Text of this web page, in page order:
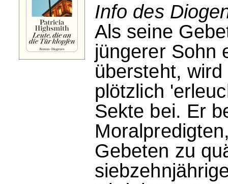
Info des
Als seine
jüngerer Sohn
übersteht,
plötzlich
Sekte bei. Er
Gebeten zu